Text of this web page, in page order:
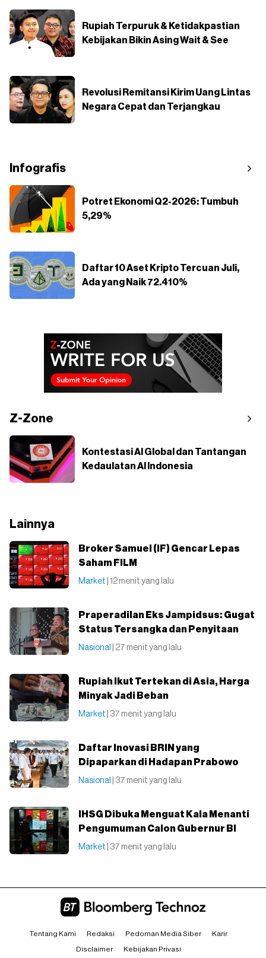
Rupiah Terpuruk & Ketidakpastian
Kebijakan Bikin Asing Wait & See
Revolusi Remitansi Kirim Uang Lintas
Negara Cepat dan Terjangkau
Infografis
Potret Ekonomi Q2-2026: Tumbuh
5,29%
Daftar 10 Aset Kripto Tercuan Juli,
Ada yang Naik 72.410%
Z-Zone
Kontestasi AI Global dan Tantangan
Kedaulatan AI Indonesia
Lainnya
Broker Samuel (IF) Gencar Lepas
Saham FILM
Market | 12 menit yang lalu
Praperadilan Eks Jampidsus: Gugat
Status Tersangka dan Penyitaan
Nasional | 27 menit yang lalu
Rupiah Ikut Tertekan di Asia, Harga
Minyak Jadi Beban
Market | 37 menit yang lalu
Daftar Inovasi BRIN yang
Dipaparkan di Hadapan Prabowo
Nasional | 37 menit yang lalu
IHSG Dibuka Menguat Kala Menanti
Pengumuman Calon Gubernur BI
Market | 37 menit yang lalu
Tentang Kami Redaksi Pedoman Media Siber Karir
Disclaimer Kebijakan Privasi